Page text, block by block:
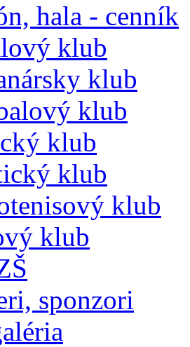
hala - cenník
klub
klub
klub
klub
klub
klub
klub
sponzori